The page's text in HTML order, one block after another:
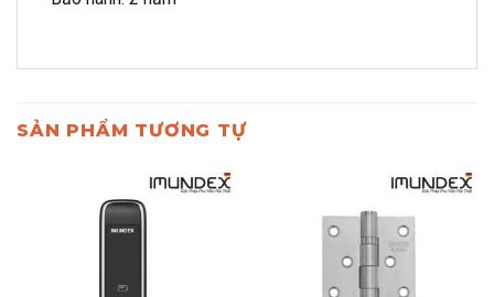
SẢN PHẨM TƯƠNG TỰ